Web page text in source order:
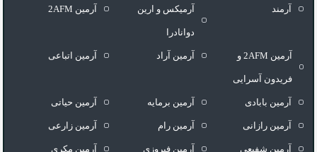
آرمند آرمیکس و ارین
دوانادرا
آرمین 2AFM
آرمین 2AFM و
فریدون آسرایی
آرمین آراد آرمین اتباعی
آرمین بابادی آرمین برمایه آرمین حیاتی
آرمین رازانی آرمین رام آرمین زارعی
آرمین شفیعی آرمین فیروزی آرمین مکری